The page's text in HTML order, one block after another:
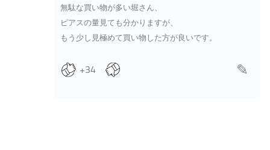
無駄な買い物が多い堀さん、
ピアスの量見ても分かりますが、
もう少し見極めて買い物した方が良いです。
+34